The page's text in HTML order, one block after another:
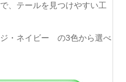
、テールを見つけやすい工
・ネイビー の3色から選べ